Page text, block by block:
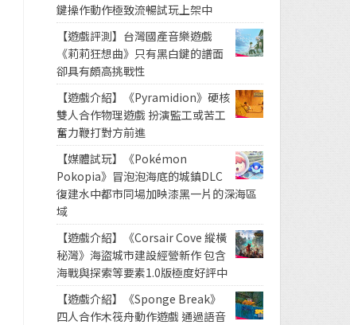
鍵操作動作極致流暢試玩上架中
【遊戲評測】台灣國產音樂遊戲
《莉莉狂想曲》只有黑白鍵的譜面
卻具有頗高挑戰性
【遊戲介紹】《Pyramidion》硬核
雙人合作物理遊戲 扮演監工或苦工
奮力鞭打對方前進
【媒體試玩】《Pokémon
Pokopia》冒泡泡海底的城鎮DLC
復建水中都市同場加映漆黑一片的深海區
域
【遊戲介紹】《Corsair Cove 縱橫
秘灣》海盜城市建設經營新作 包含
海戰與探索等要素1.0版極度好評中
【遊戲介紹】《Sponge Break》
四人合作木筏舟動作遊戲 通過語音